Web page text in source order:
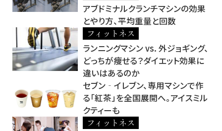
アブドミナルクランチマシンの効果
とやり方、平均重量と回数
フィットネス
ランニングマシン vs. 外ジョギング、
どっちが痩せる？ダイエット効果に
違いはあるのか
セブン‐イレブン、専用マシンで作
る「紅茶」を全国展開へ。アイスミル
クティーも
フィットネス